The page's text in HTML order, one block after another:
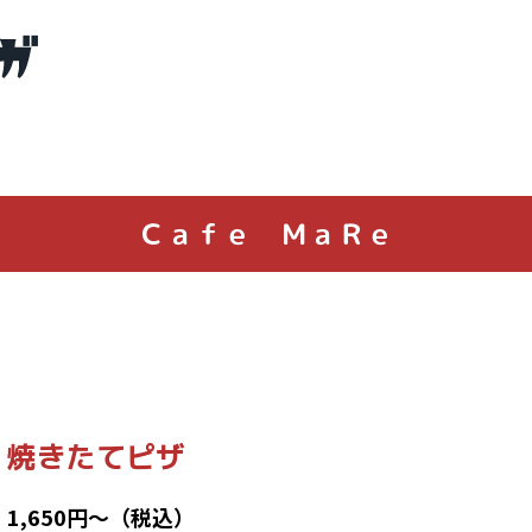
Ｃａｆｅ ＭａＲｅ
焼きたてピザ
1,650円～（税込）